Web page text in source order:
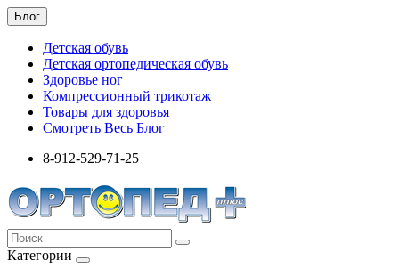
Блог
Детская обувь
Детская ортопедическая обувь
Здоровье ног
Компрессионный трикотаж
Товары для здоровья
Смотреть Весь Блог
8-912-529-71-25
Категории